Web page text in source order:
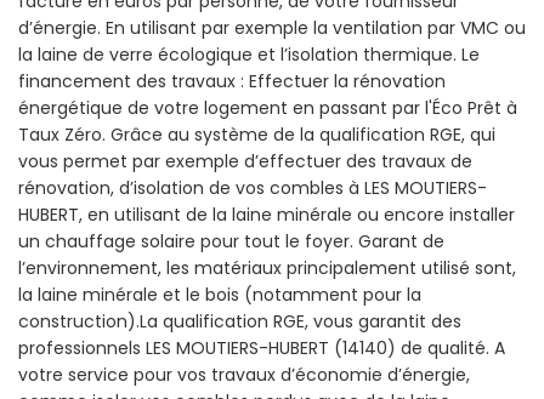
d’énergie. En utilisant par exemple la ventilation par VMC ou
la laine de verre écologique et l’isolation thermique. Le
financement des travaux : Effectuer la rénovation
énergétique de votre logement en passant par l'Éco Prêt à
Taux Zéro. Grâce au système de la qualification RGE, qui
vous permet par exemple d’effectuer des travaux de
rénovation, d’isolation de vos combles à LES MOUTIERS-
HUBERT, en utilisant de la laine minérale ou encore installer
un chauffage solaire pour tout le foyer. Garant de
l’environnement, les matériaux principalement utilisé sont,
la laine minérale et le bois (notamment pour la
construction).La qualification RGE, vous garantit des
professionnels LES MOUTIERS-HUBERT (14140) de qualité. A
votre service pour vos travaux d’économie d’énergie,